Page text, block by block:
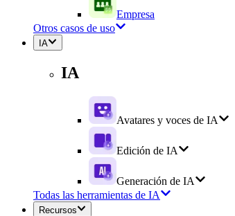
Empresa
Otros casos de uso
IA
IA
Avatares y voces de IA
Edición de IA
Generación de IA
Todas las herramientas de IA
Recursos